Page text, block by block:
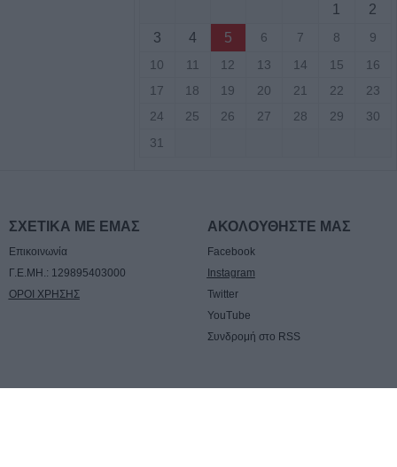
με την
την σχολική
1
2
3
4 5 6 7 8
9
10
11 12 13 14 15
16
17
18 19 20 21 22
23
24
25 26 27 28 29
30
31
ΣΧΕΤΙΚΑ ΜΕ ΕΜΑΣ
Επικοινωνία
Γ.Ε.ΜΗ.: 129895403000
ΟΡΟΙ ΧΡΗΣΗΣ
ΑΚΟΛΟΥΘΗΣΤΕ ΜΑΣ
Facebook
Instagram
Twitter
YouTube
Συνδρομή στο RSS